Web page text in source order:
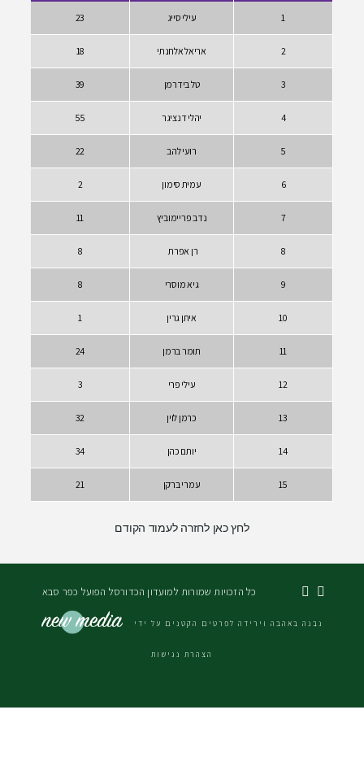
עילי סייג 23
אריאל אלחנתי 18
טל בידרמן 39
יהלי דנציגר 55
רועי להב 22
עמית סימון 2
נדב פריימוביץ 11
רן אפרת 8
גיא מוסרי 8
איתן גרין 1
תומר ברמן 24
עילי פרי 3
כרמן לוין 32
יותם כהן 34
עמרי ברקן 21
לחץ כאן לחזרה לעמוד הקודם
הזכויות שמורות למועדון הכדורסל הפועל כפר סבא
לפרטים הקטנים על ידי